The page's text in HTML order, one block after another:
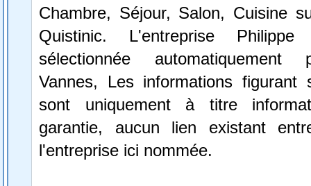
Chambre, Séjour, Salon, Cuisine
Quistinic. L'entreprise
sélectionnée automatiquement
Vannes, Les informations figurant
sont uniquement à titre
garantie, aucun lien existant
l'entreprise ici nommée.